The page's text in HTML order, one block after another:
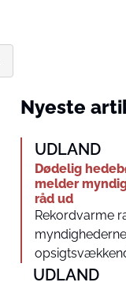
Nyeste
UDLAND
Dødelig
melder
råd ud
Rekordvarme
UDLAND